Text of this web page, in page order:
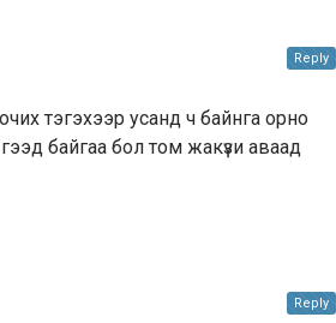
тэгэхээр усанд ч байнга орно
байгаа бол том жакүзи аваад
Reply
Reply